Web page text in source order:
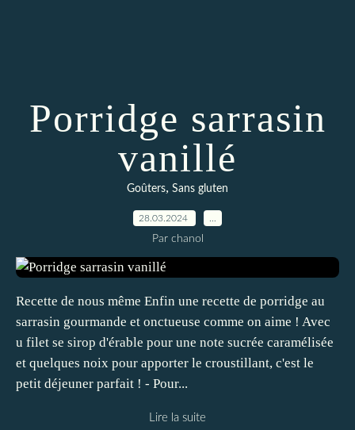
Porridge sarrasin
vanillé
Goûters, Sans gluten
28.03.2024
Par chanol
Recette de nous même Enfin une recette de porridge au
sarrasin gourmande et onctueuse comme on aime ! Avec
u filet se sirop d'érable pour une note sucrée caramélisée
et quelques noix pour apporter le croustillant, c'est le
petit déjeuner parfait ! - Pour...
Lire la suite